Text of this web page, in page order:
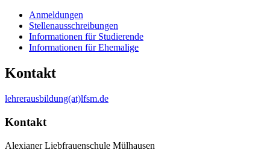
Anmeldungen
Stellenausschreibungen
Informationen für Studierende
Informationen für Ehemalige
Kontakt
lehrerausbildung(at)lfsm.de
Kontakt
Alexianer Liebfrauenschule Mülhausen